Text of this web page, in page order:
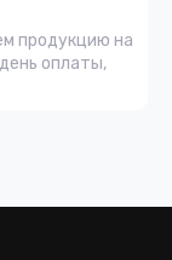
продукцию на
оплаты,